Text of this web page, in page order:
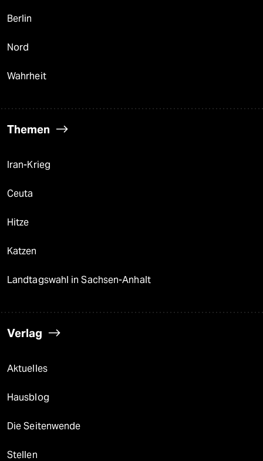
Berlin
Nord
Wahrheit
Themen
Iran-Krieg
Ceuta
Hitze
Katzen
Landtagswahl in Sachsen-Anhalt
Verlag
Aktuelles
Hausblog
Die Seitenwende
Stellen